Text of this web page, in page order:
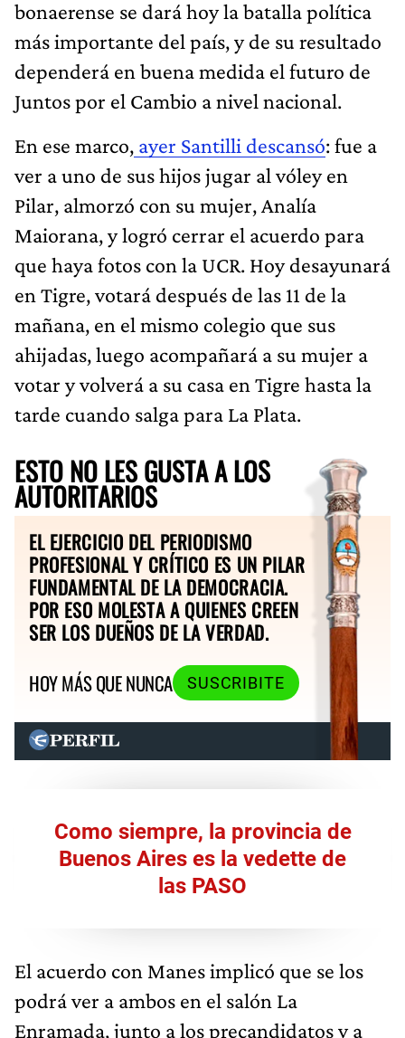
bonaerense se dará hoy la batalla política
más importante del país, y de su resultado
dependerá en buena medida el futuro de
Juntos por el Cambio a nivel nacional.
En ese marco, ayer Santilli descansó: fue a
ver a uno de sus hijos jugar al vóley en
Pilar, almorzó con su mujer, Analía
Maiorana, y logró cerrar el acuerdo para
que haya fotos con la UCR. Hoy desayunará
en Tigre, votará después de las 11 de la
mañana, en el mismo colegio que sus
ahijadas, luego acompañará a su mujer a
votar y volverá a su casa en Tigre hasta la
tarde cuando salga para La Plata.
ESTO NO LES GUSTA A LOS
AUTORITARIOS
EL EJERCICIO DEL PERIODISMO
PROFESIONAL Y CRÍTICO ES UN PILAR
FUNDAMENTAL DE LA DEMOCRACIA.
POR ESO MOLESTA A QUIENES CREEN
SER LOS DUEÑOS DE LA VERDAD.
HOY MÁS QUE NUNCA
SUSCRIBITE
Como siempre, la provincia de
Buenos Aires es la vedette de
las PASO
El acuerdo con Manes implicó que se los
podrá ver a ambos en el salón La
Enramada, junto a los precandidatos y a